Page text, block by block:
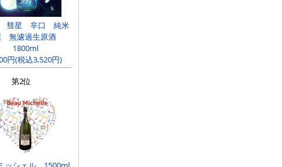
彗星 辛口 純米
無濾過生原酒
1800ml
円(税込3,520円)
第2位